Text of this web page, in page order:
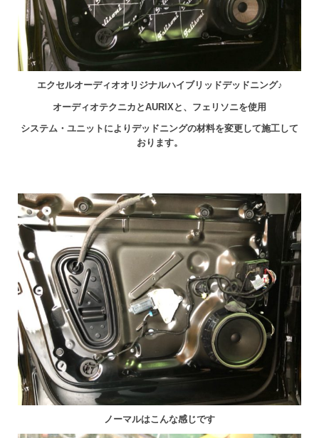
エクセルオーディオオリジナルハイブリッドデッドニング♪
オーディオテクニカとAURIXと、フェリソニを使用
システム・ユニットによりデッドニングの材料を変更して施工して
おります。
ノーマルはこんな感じです